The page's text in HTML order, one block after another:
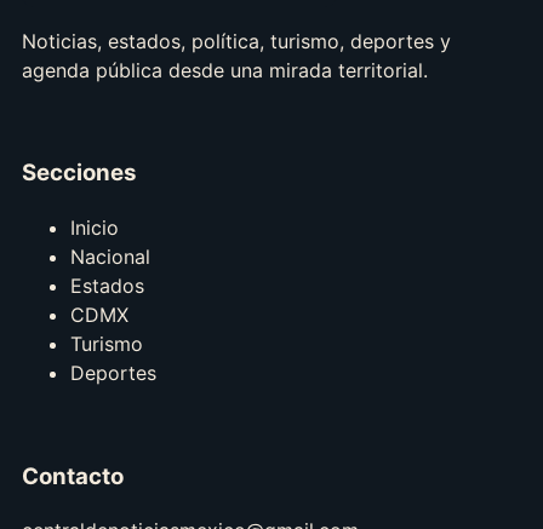
Noticias, estados, política, turismo, deportes y
agenda pública desde una mirada territorial.
Secciones
Inicio
Nacional
Estados
CDMX
Turismo
Deportes
Contacto